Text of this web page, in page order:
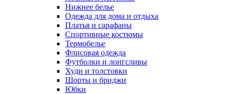
Нижнее белье
Одежда для дома и отдыха
Платья и сарафаны
Спортивные костюмы
Термобелье
Флисовая одежда
Футболки и лонгсливы
Худи и толстовки
Шорты и бриджи
Юбки